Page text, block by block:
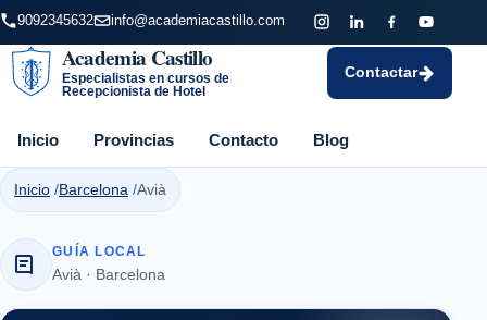
9092345632 info@academiacastillo.com
Academia Castillo
Especialistas en cursos de
Recepcionista de Hotel
Inicio Provincias Contacto Blog
Contactar
Inicio Barcelona Avià
GUÍA LOCAL
Avià · Barcelona